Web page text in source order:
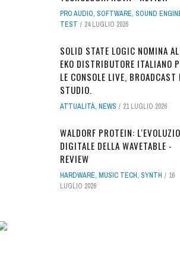
PRO AUDIO, SOFTWARE, SOUND
TEST
24 LUGLIO 2026
SOLID STATE LOGIC NOMINA
EKO DISTRIBUTORE ITALIANO
LE CONSOLE LIVE, BROADCAST
STUDIO.
ATTUALITÀ, NEWS 21 LUGLIO 2026
WALDORF PROTEIN:
DIGITALE DELLA WAVETABLE -
REVIEW
HARDWARE, MUSIC TECH, SYNTH
16
LUGLIO 2026